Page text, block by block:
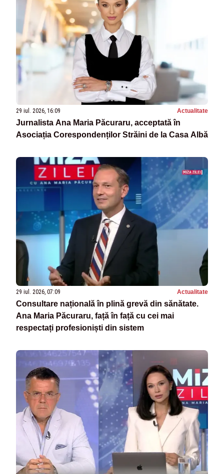
29 iul. 2026, 16:09 Actualitate
Jurnalista Ana Maria Păcuraru, acceptată în
Asociația Corespondenților Străini de la Casa Albă
29 iul. 2026, 07:09 Actualitate
Consultare națională în plină grevă din sănătate.
Ana Maria Păcuraru, față în față cu cei mai
respectați profesioniști din sistem